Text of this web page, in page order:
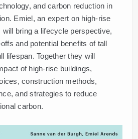
and carbon reduction in
Emiel, an expert on high-rise
will bring a lifecycle perspective,
and potential benefits of tall
lifespan. Together they will
of high-rise buildings,
construction methods,
and strategies to reduce
carbon.